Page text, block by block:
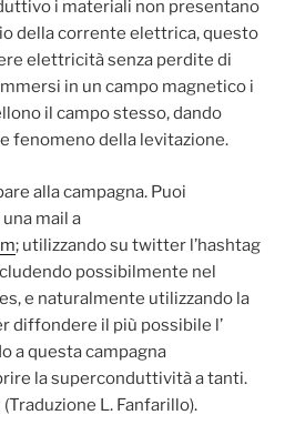
i materiali non presentano
della corrente elettrica, questo
elettricità senza perdite di
in un campo magnetico i
il campo stesso, dando
fenomeno della levitazione.
alla campagna. Puoi
mail a
; utilizzando su twitter l’hashtag
possibilmente nel
e naturalmente utilizzando la
diffondere il più possibile l’
a questa campagna
la superconduttività a tanti.
L. Fanfarillo).